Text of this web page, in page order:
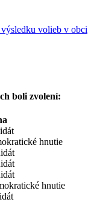
volieb v obci
boli zvolení:
hnutie
hnutie